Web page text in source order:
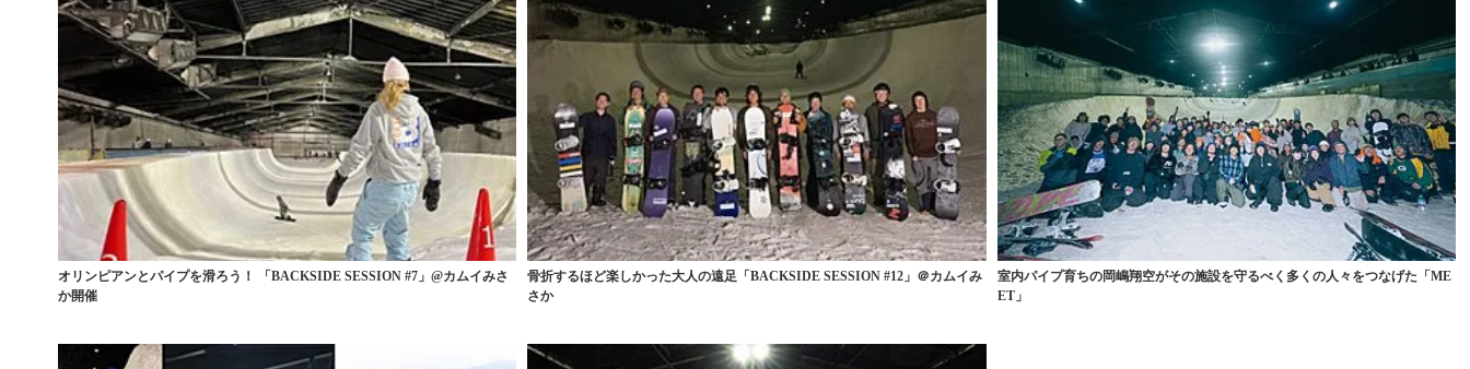
オリンピアンとパイプを滑ろう！ 「BACKSIDE SESSION #7」@カムイみさ
か開催
骨折するほど楽しかった大人の遠足「BACKSIDE SESSION #12」＠カムイみ
さか
室内パイプ育ちの岡嶋翔空がその施設を守るべく多くの人々をつなげた「ME
ET」